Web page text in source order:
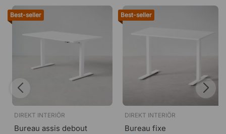
Best-seller
DIREKT INTERIÖR
Bureau assis debout
Best-seller
DIREKT INTERIÖR
Bureau fixe